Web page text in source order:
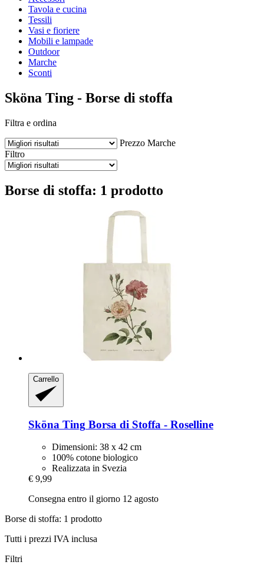
Tavola e cucina
Tessili
Vasi e fioriere
Mobili e lampade
Outdoor
Marche
Sconti
Sköna Ting - Borse di stoffa
Filtra e ordina
Prezzo Marche
Filtro
Borse di stoffa: 1 prodotto
Carrello
Sköna Ting Borsa di Stoffa -​ Roselline
Dimensioni: 38 x 42 cm
100% cotone biologico
Realizzata in Svezia
€ 9,99
Consegna entro il giorno 12 agosto
Borse di stoffa: 1 prodotto
Tutti i prezzi IVA inclusa
Filtri